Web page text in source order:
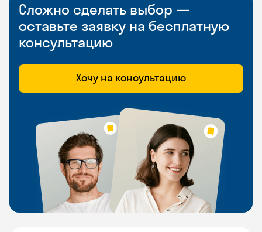
Сложно сделать выбор —
оставьте заявку на бесплатную
консультацию
Хочу на консультацию